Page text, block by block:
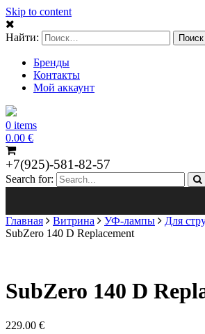
Skip to content
Найти:
Бренды
Контакты
Мой аккаунт
0 items
0.00 €
+7(925)-581-82-57
Search for:
Главная Витрина УФ-лампы
Для
SubZero 140 D Replacement
SubZero 140 D
229.00 €